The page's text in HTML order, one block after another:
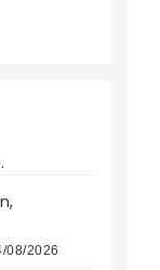
08/2026